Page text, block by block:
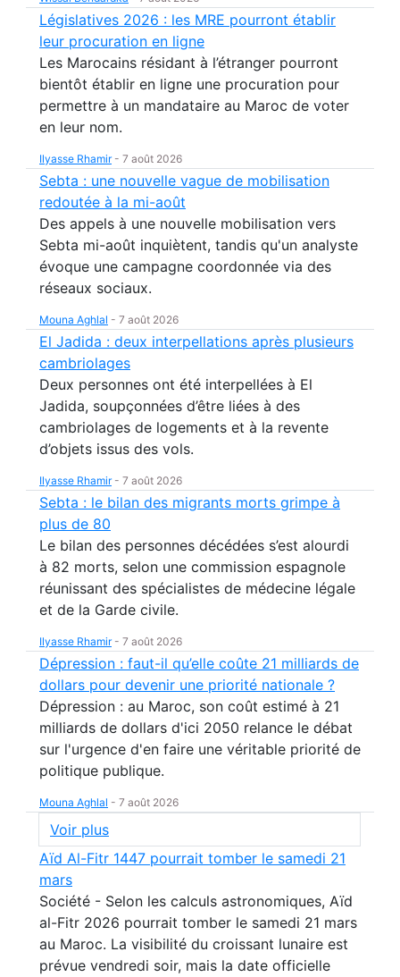
Législatives 2026 : les MRE pourront établir
leur procuration en ligne
Les Marocains résidant à l’étranger pourront
bientôt établir en ligne une procuration pour
permettre à un mandataire au Maroc de voter
en leur nom.
Ilyasse Rhamir- 7 août 2026
Sebta : une nouvelle vague de mobilisation
redoutée à la mi-août
Des appels à une nouvelle mobilisation vers
Sebta mi-août inquiètent, tandis qu'un analyste
évoque une campagne coordonnée via des
réseaux sociaux.
Mouna Aghlal - 7 août 2026
El Jadida : deux interpellations après plusieurs
cambriolages
Deux personnes ont été interpellées à El
Jadida, soupçonnées d’être liées à des
cambriolages de logements et à la revente
d’objets issus des vols.
Ilyasse Rhamir- 7 août 2026
Sebta : le bilan des migrants morts grimpe à
plus de 80
Le bilan des personnes décédées s’est alourdi
à 82 morts, selon une commission espagnole
réunissant des spécialistes de médecine légale
et de la Garde civile.
Ilyasse Rhamir- 7 août 2026
Dépression : faut-il qu’elle coûte 21 milliards de
dollars pour devenir une priorité nationale ?
Dépression : au Maroc, son coût estimé à 21
milliards de dollars d'ici 2050 relance le débat
sur l'urgence d'en faire une véritable priorité de
politique publique.
Mouna Aghlal - 7 août 2026
Voir plus
Aïd Al-Fitr 1447 pourrait tomber le samedi 21
mars
Société - Selon les calculs astronomiques, Aïd
al-Fitr 2026 pourrait tomber le samedi 21 mars
au Maroc. La visibilité du croissant lunaire est
prévue vendredi soir, mais la date officielle